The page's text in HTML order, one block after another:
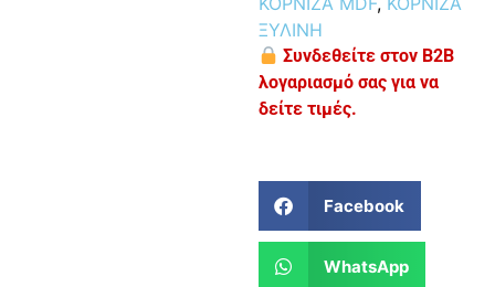
ΞΥΛΙΝΗ
Συνδεθείτε στον B2B
λογαριασμό σας για να
δείτε τιμές.
Facebook
WhatsApp